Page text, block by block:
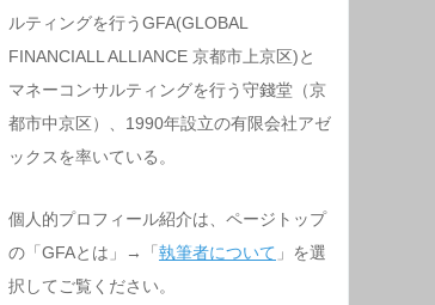
ルティングを行うGFA(GLOBAL
FINANCIALL ALLIANCE 京都市上京区)と
マネーコンサルティングを行う守錢堂（京
都市中京区）、1990年設立の有限会社アゼ
ックスを率いている。
個人的プロフィール紹介は、ページトップ
の「GFAとは」→「 執筆者について 」を選
択してご覧ください。